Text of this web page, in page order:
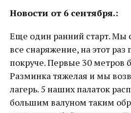
Новости от 6 сентября.:
Еще один ранний старт. Мы
все снаряжение, на этот
покруче. Первые 30 метров
Разминка тяжелая и мы
лагерь. 5 наших палаток
большим валуном таким